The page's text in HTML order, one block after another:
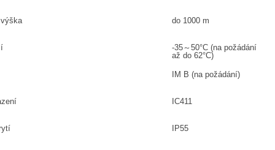
do 1000 m
-35～50°C (na požádání
až do 62°C)
IM B (na požádání)
IC411
IP55